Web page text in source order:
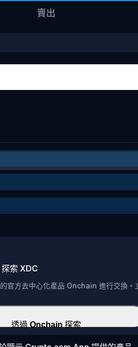
賣出
索 XDC
官方去中心化產品 Onchain 進行交換。
透過 Onchain 探索